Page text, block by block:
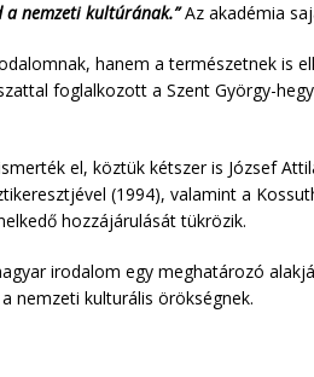
nemzeti kultúrának.”Az akadémia
hanem a természetnek is
foglalkozott a Szent György-
el, köztük kétszer is József
(1994), valamint a
hozzájárulását tükrözik.
irodalom egy meghatározó
nemzeti kulturális örökségnek.